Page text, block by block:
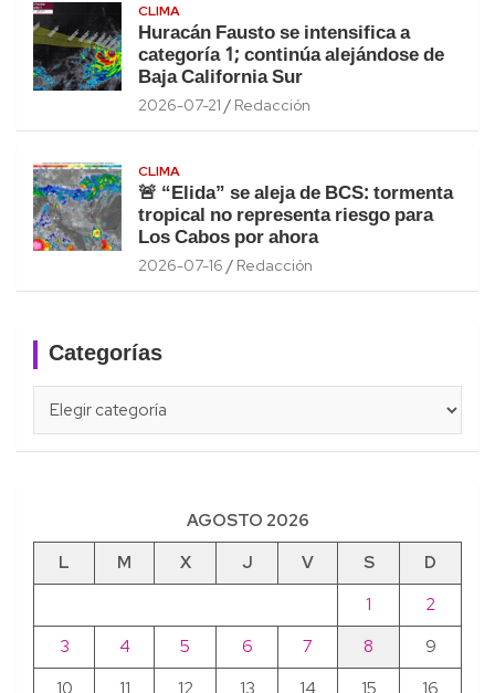
CLIMA
Huracán Fausto se intensifica a
categoría 1; continúa alejándose de
Baja California Sur
2026-07-21 Redacción
CLIMA
🚨 “Elida” se aleja de BCS: tormenta
tropical no representa riesgo para
Los Cabos por ahora
2026-07-16 Redacción
Categorías
AGOSTO 2026
L
M X J V S
D
1
2
3
4 5 6 7 8
9
10
11 12 13 14 15 16